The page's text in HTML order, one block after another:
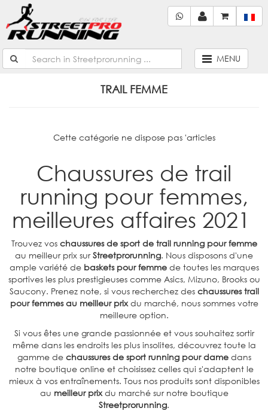
MENU
TRAIL FEMME
Cette catégorie ne dispose pas 'articles
Chaussures de trail
running pour femmes,
meilleures affaires 2021
Trouvez vos chaussures de sport de trail running pour femme
au meilleur prix surStreetprorunning. Nous disposons d'une
ample variété debaskets pour femmede toutes les marques
sportives les plus prestigieuses comme Asics, Mizuno, Brooks ou
Saucony. Prenez note, si vous recherchez des chaussures trail
pour femmes au meilleur prixdu marché, nous sommes votre
meilleure option.
Si vous êtes une grande passionnée et vous souhaitez sortir
même dans les endroits les plus insolites, découvrez toute la
gamme de chaussures de sport running pour dame dans
notre boutique online et choisissez celles qui s'adaptent le
mieux à vos entraînements. Tous nos produits sont disponibles
au meilleur prixdu marché sur notre boutique
Streetprorunning.